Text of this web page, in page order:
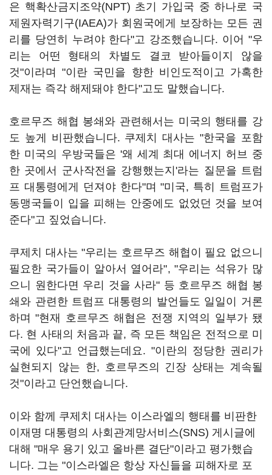
은 핵확산금지조약(NPT) 초기 가입국 중 하나로 국
제원자력기구(IAEA)가 회원국에게 보장하는 모든 권
리를 당연히 누려야 한다"고 강조했습니다. 이어 "우
리는 어떤 형태의 차별도 결코 받아들이지 않을
것"이라며 "이란 국민을 향한 비인도적이고 가혹한
제재는 즉각 해제돼야 한다"고도 말했습니다.
호르무즈 해협 봉쇄와 관련해서는 미국의 행태를 강
도 높게 비판했습니다. 쿠제치 대사는 "한국을 포함
한 미국의 우방국들은 '왜 세계 최대 에너지 허브 중
한 곳에서 군사작전을 강행했는지'라는 질문을 트럼
프 대통령에게 던져야 한다"며 "미국, 특히 트럼프가
동맹국들이 입을 피해는 안중에도 없었던 것을 보여
준다"고 짚었습니다.
쿠제치 대사는 "우리는 호르무즈 해협이 필요 없으니
필요한 국가들이 알아서 열어라", "우리는 석유가 많
으니 원한다면 우리 것을 사라" 등 호르무즈 해협 봉
쇄와 관련한 트럼프 대통령의 발언들도 일일이 거론
하며 "현재 호르무즈 해협은 전쟁 지역의 일부가 됐
다. 현 사태의 처음과 끝, 즉 모든 책임은 전적으로 미
국에 있다"고 언급했는데요. "이란의 정당한 권리가
실현되지 않는 한, 호르무즈의 긴장 상태는 계속될
것"이라고 단언했습니다.
이와 함께 쿠제치 대사는 이스라엘의 행태를 비판한
이재명 대통령의 사회관계망서비스(SNS) 게시글에
대해 "매우 용기 있고 올바른 결단"이라고 평가했습
니다. 그는 "이스라엘은 항상 자신들을 피해자로 포